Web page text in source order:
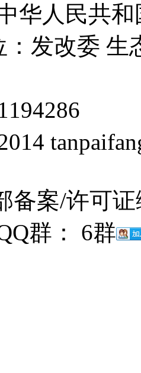
华人民共
发改委 生
备案/许可
群： 6群